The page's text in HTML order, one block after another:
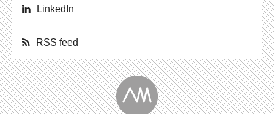
Lin­ke­dIn
RSS feed